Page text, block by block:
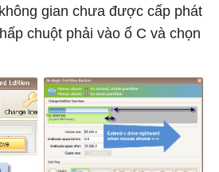
gian chưa được cấp phát
chuột phải vào ổ C và chọn